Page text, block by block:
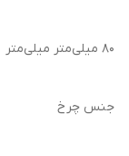
۸۰ میلی‌متر میلی‌متر
جنس چرخ